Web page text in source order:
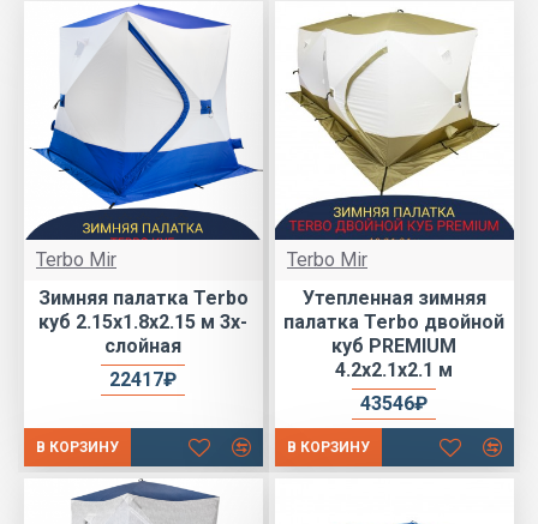
Terbo Mir
Зимняя палатка Terbo
куб 2.15х1.8х2.15 м 3х-
слойная
22417₽
В КОРЗИНУ
Terbo Mir
Утепленная зимняя
палатка Terbo двойной
куб PREMIUM
4.2х2.1х2.1 м
43546₽
В КОРЗИНУ